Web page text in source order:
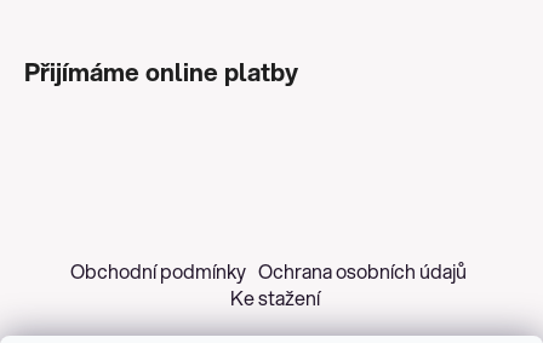
Přijímáme online platby
Obchodní podmínky Ochrana osobních údajů
Ke stažení